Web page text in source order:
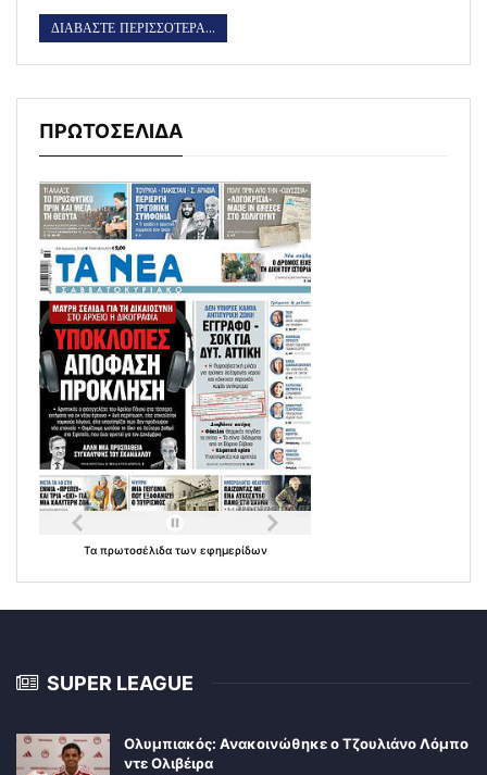
ΔΙΑΒΑΣΤΕ ΠΕΡΙΣΣΟΤΕΡΑ...
ΠΡΩΤΟΣΕΛΙΔΑ
Τα πρωτοσέλιδα των εφημερίδων
SUPER LEAGUE
Ολυμπιακός: Ανακοινώθηκε ο Τζουλιάνο Λόμπο
ντε Ολιβέιρα